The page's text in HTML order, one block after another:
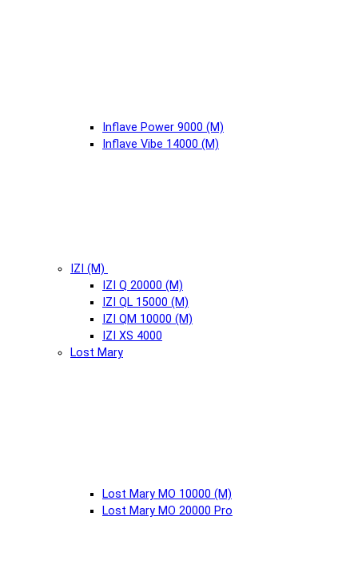
Inflave Power 9000 (М)
Inflave Vibe 14000 (М)
IZI (М)
IZI Q 20000 (М)
IZI QL 15000 (М)
IZI QM 10000 (М)
IZI XS 4000
Lost Mary
Lost Mary MO 10000 (М)
Lost Mary MO 20000 Pro